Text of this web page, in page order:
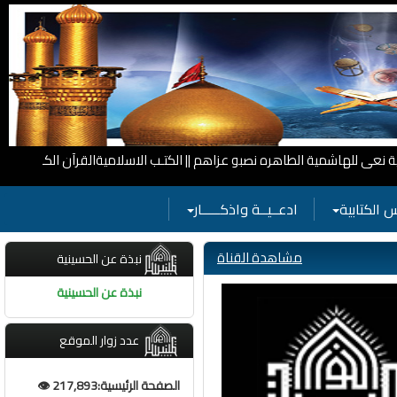
الحسينية الطاهره نصبو عزاهم ||الكتـب الاسلاميةالقرآن الكريم وفضائل
الكتابية
ادعــيــة واذكـــــار
مشاهدة القناة
نبذة عن الحسينية
نبذة عن الحسينية
عدد زوار الموقع
الصفحة الرئيسية:217,893 👁️